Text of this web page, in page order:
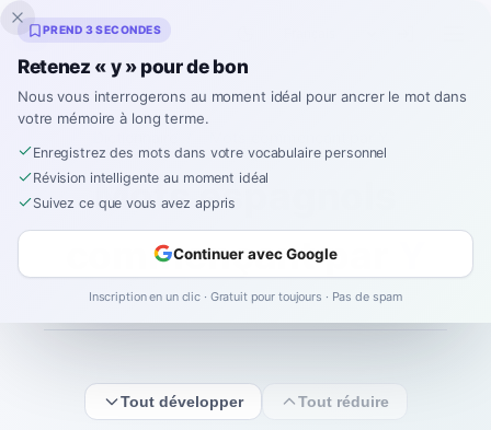
Inklingo
Mots espagnols
commençant par
Tout développer Tout réduire
PREND 3 SECONDES
Retenez « y » pour de bon
Nous vous interrogerons au moment idéal pour ancrer le mot dans
votre mémoire à long terme.
Enregistrez des mots dans votre vocabulaire personnel
Révision intelligente au moment idéal
Suivez ce que vous avez appris
Continuer avec Google
Inscription en un clic · Gratuit pour toujours · Pas de spam